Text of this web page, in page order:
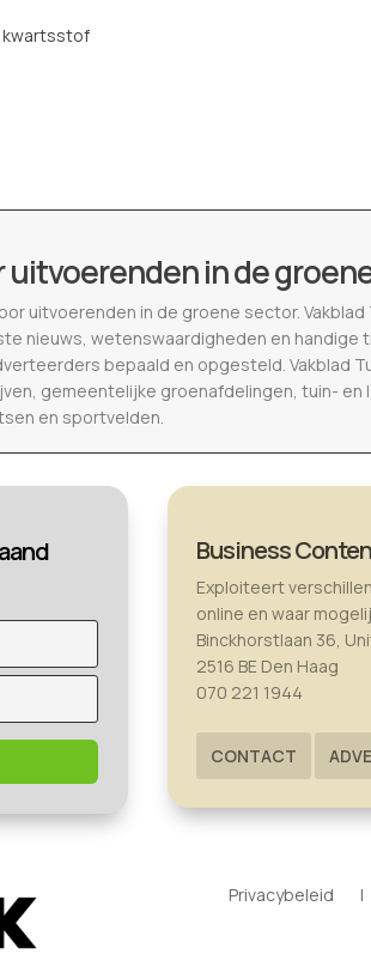
kwartsstof
in de
uitvoerenden in de groene sector. Vakblad
nieuws, wetenswaardigheden en handige
bepaald en opgesteld. Vakblad
gemeentelijke groenafdelingen, tuin-
en sportvelden.
Business
Exploiteert
online en waar
Binckhorstlaan 36,
2516 BE Den Haag
070 221 1944
CONTACT
Privacybeleid |